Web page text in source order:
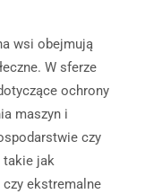
wsi obejmują
W sferze
ochrony
maszyn i
czy
takie jak
czy ekstremalne